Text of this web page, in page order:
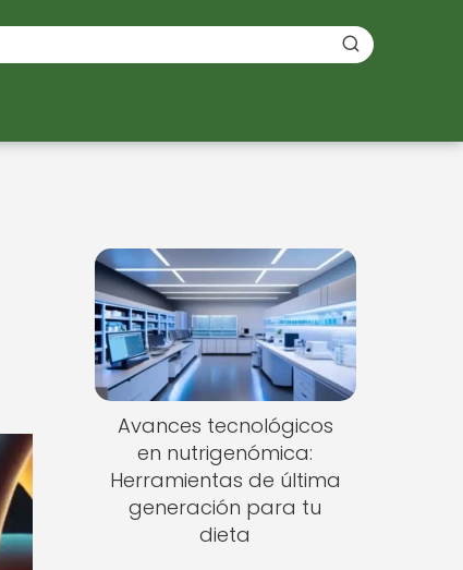
Avances tecnológicos
en nutrigenómica:
Herramientas de última
generación para tu
dieta